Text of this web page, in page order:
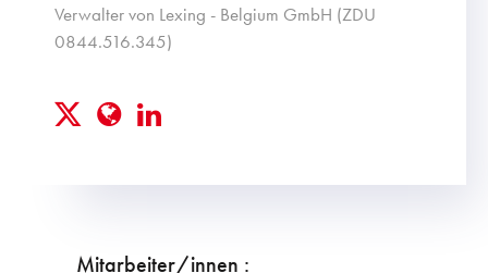
Verwalter von Lexing - Belgium GmbH (ZDU
0844.516.345)
Mitarbeiter/innen :